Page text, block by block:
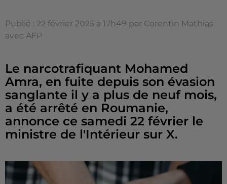
Publié : 22 février 2025 à 17h49 par Corentin Mathias
avec AFP
Le narcotrafiquant Mohamed
Amra, en fuite depuis son évasion
sanglante il y a plus de neuf mois,
a été arrêté en Roumanie,
annonce ce samedi 22 février le
ministre de l'Intérieur sur X.